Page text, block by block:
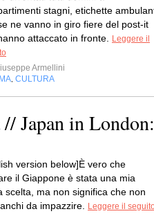
stagni, etichette
ne vanno in giro fiere del post-it
attaccato in fronte. Leggere il
Armellini
, CULTURA
Japan in London:
version below]È vero che
il Giappone è stata una mia
scelta, ma non significa che non
da impazzire. Leggere il